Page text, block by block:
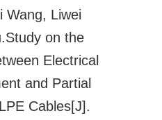
Wang, Liwei
on the
Electrical
and Partial
Cables[J].